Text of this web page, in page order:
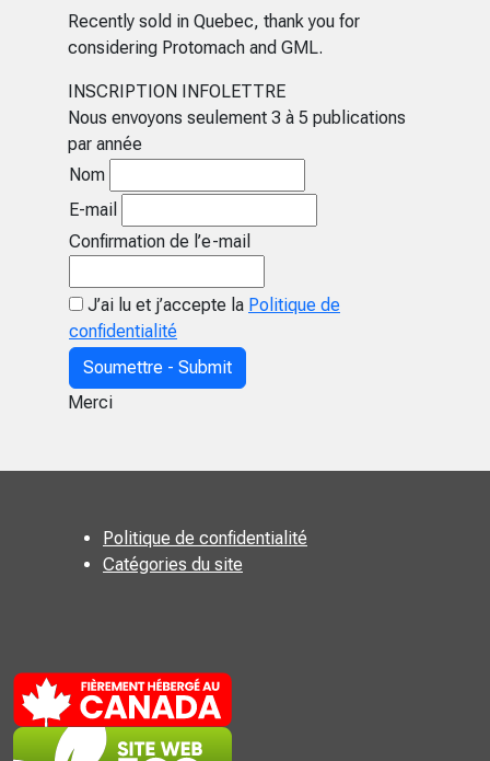
Recently sold in Quebec, thank you for
considering Protomach and GML.
INSCRIPTION INFOLETTRE
Nous envoyons seulement 3 à 5 publications
par année
Nom
E-mail
Confirmation de l’e-mail
J’ai lu et j’accepte la Politique de
confidentialité
Soumettre - Submit
Merci
Politique de confidentialité
Catégories du site